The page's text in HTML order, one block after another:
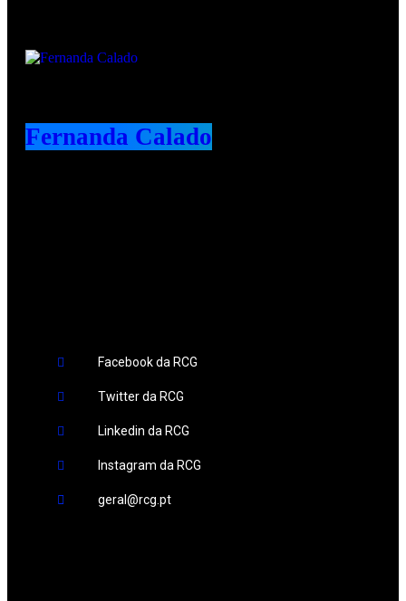
Fernanda Calado
Facebook da RCG
Twitter da RCG
Linkedin da RCG
Instagram da RCG
geral@rcg.pt